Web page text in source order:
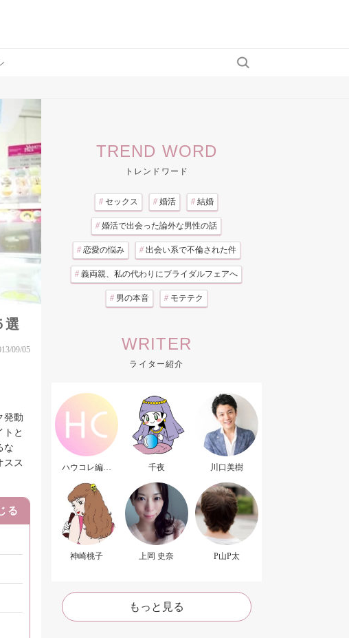
選
09/05
発動
トと
な
スス
る
TREND WORD
トレンドワード
# セックス # 婚活 # 結婚
# 婚活で出会った論外な男性の話
# 恋愛の悩み # 出会い系で不倫された件
# 義両親、私の代わりにブライダルフェアへ
# 男の本音 # モテテク
WRITER
ライター紹介
ハウコレ編集
千夜 川口美樹
神崎桃子 上岡 史奈 P山P太
もっと見る